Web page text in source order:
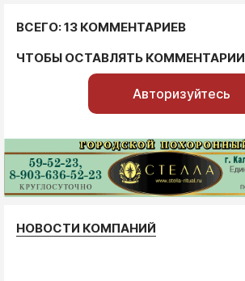
ВСЕГО: 13 КОММЕНТАРИЕВ
ЧТОБЫ ОСТАВЛЯТЬ КОММЕНТАРИИ
Авторизуйтесь
НОВОСТИ КОМПАНИЙ